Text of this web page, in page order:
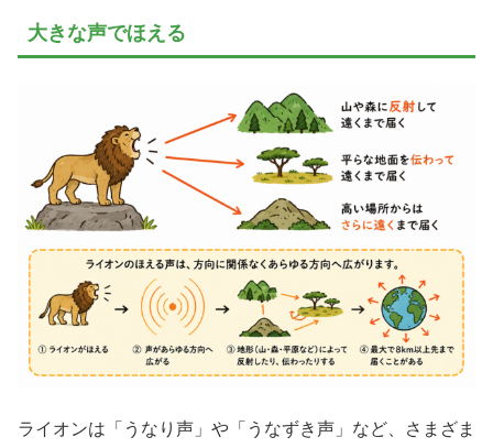
大きな声でほえる
ライオンは「うなり声」や「うなずき声」など、さまざま